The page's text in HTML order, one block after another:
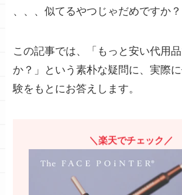
、、、似てるやつじゃだめですか？
この記事では、
「もっと安い代用
か？」
という素朴な疑問に、実際
験をもとにお答えします。
＼楽天でチェック／